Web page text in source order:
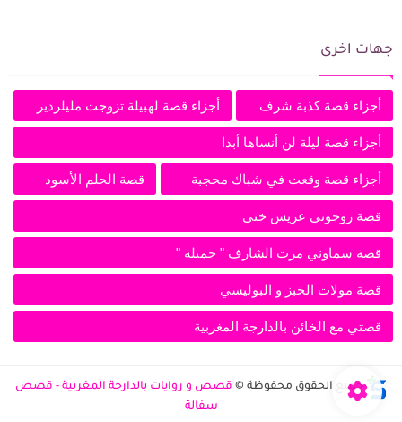
جهات اخرى
أجزاء قصة كذبة شرف أجزاء قصة لهبيلة تزوجت مليلردير
أجزاء قصة ليلة لن أنساها أبدا
أجزاء قصة وقعت في شباك محجبة قصة الحلم الأسود
قصة زوجوني عريس ختي
قصة سماوني مرت الشارف " جميلة "
قصة مولات الخبز و البوليسي
قصتي مع الخائن بالدارجة المغربية
جميع الحقوق محفوظة © قصص و روايات بالدارجة المغربية - قصص
سفالة